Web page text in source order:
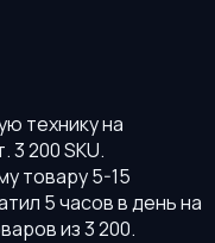
технику на
200 SKU.
товару 5-15
5 часов в день на
из 3 200.